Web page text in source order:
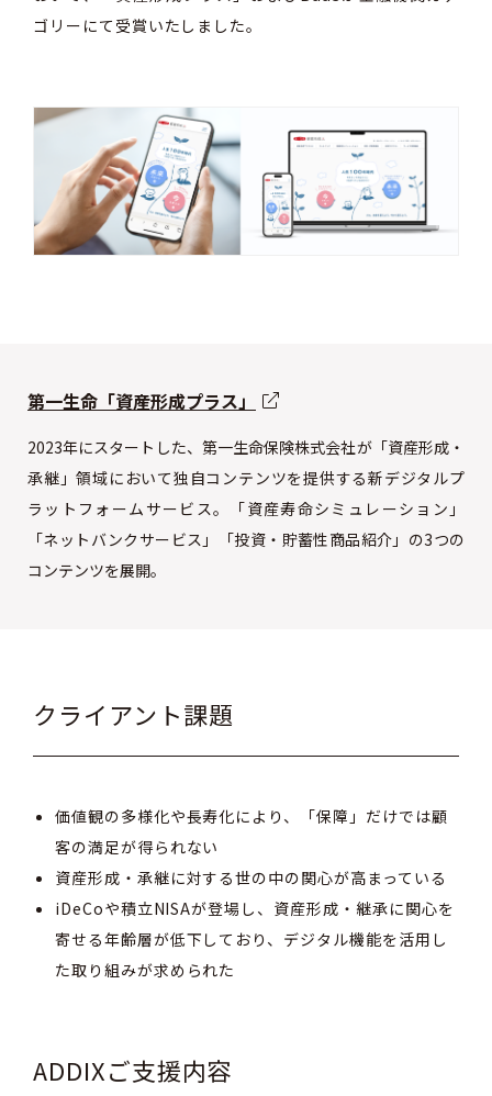
ゴリーにて受賞いたしました。
第一生命「資産形成プラス」
2023年にスタートした、第一生命保険株式会社が「資産形成・
承継」領域において独自コンテンツを提供する新デジタルプ
ラットフォームサービス。「資産寿命シミュレーション」
「ネットバンクサービス」「投資・貯蓄性商品紹介」の3つの
コンテンツを展開。
クライアント課題
価値観の多様化や長寿化により、「保障」だけでは顧
客の満足が得られない
資産形成・承継に対する世の中の関心が高まっている
iDeCoや積立NISAが登場し、資産形成・継承に関心を
寄せる年齢層が低下しており、デジタル機能を活用し
た取り組みが求められた
ADDIXご支援内容